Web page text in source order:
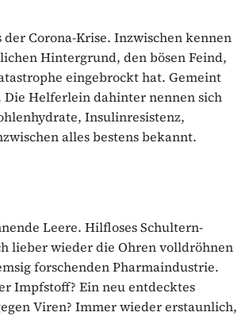
der Corona-Krise. Inzwischen kennen
Hintergrund, den bösen Feind,
eingebrockt hat. Gemeint
Die Helferlein dahinter nennen sich
Insulinresistenz,
alles bestens bekannt.
Leere. Hilfloses Schultern-
lieber wieder die Ohren volldröhnen
forschenden Pharmaindustrie.
Impfstoff? Ein neu entdecktes
Viren? Immer wieder erstaunlich,